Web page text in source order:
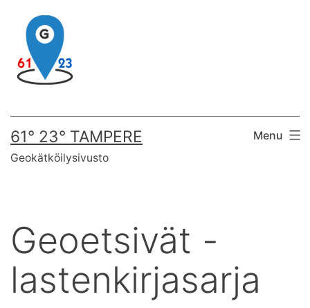
content
61° 23° TAMPERE
Geokätköilysivusto
Menu
Geoetsivät -
lastenkirjasarja